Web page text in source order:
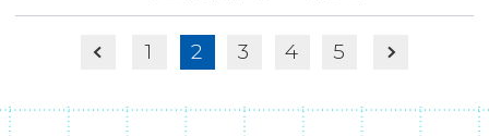
1 2 3 4 5